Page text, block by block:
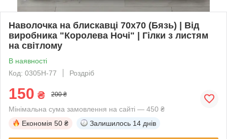
Наволочка на блискавці 70х70 (Бязь) | Від
виробника "Королева Ночі" | Гілки з листям
на світлому
В наявності
Код: 0305Н-77
Роздріб
150 ₴ 200 ₴
Мінімальна сума замовлення на сайті — 450 ₴
Економія 50 ₴ Залишилось 14 днів